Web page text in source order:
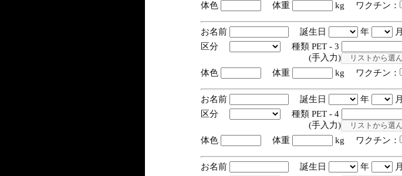
体色
体重 kg ワクチン：
お名前 誕生日 年 月
区分
種類 PET - 3
(手入力)
体色
体重 kg ワクチン：
お名前 誕生日 年 月
区分
種類 PET - 4
(手入力)
体色
体重 kg ワクチン：
お名前 誕生日 年 月